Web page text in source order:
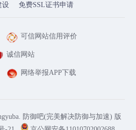
设 免费SSL证书申请
可信网站信用评价
诚信网站
网络举报APP下载
防御吧(完美解决防御与加速) 版